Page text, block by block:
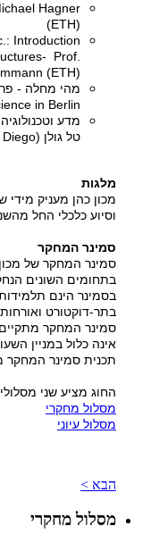
Hagner
(ETH)
Introduction
Prof.
(ETH)
in Berlin)
מדע
טל גולן (UC San Diego)
מלגות
מכון כהן מעניק מידי
וסיוע כלכלי החל
סמינר המחקר
סמינר המחקר של
בתחומים השונים
בסמינר הינם
בתר-דוקטורט
אינה כלול במניין
תכנית סמינר
החוג מציע שני
מסלול מחקרי
מסלול עיוני
הבא >
מסלול מחקרי